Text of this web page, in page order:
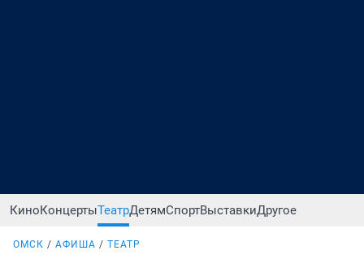
КиноКонцертыТеатрДетямСпортВыставкиДругое
ОМСК АФИША ТЕАТР